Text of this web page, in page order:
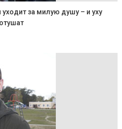
за милую душу – и уху